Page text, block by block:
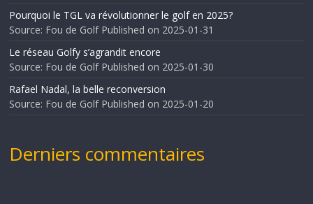
Pourquoi le TGL va révolutionner le golf en 2025?
Source: Fou de Golf Published on 2025-01-31
Le réseau Golfy s’agrandit encore
Source: Fou de Golf Published on 2025-01-30
Rafael Nadal, la belle reconversion
Source: Fou de Golf Published on 2025-01-20
Derniers commentaires